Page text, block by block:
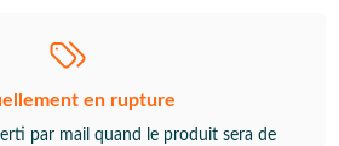
en rupture
par mail quand le produit sera de